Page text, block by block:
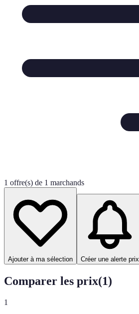
1 offre(s) de 1 marchands
Ajouter à ma sélection Créer une alerte prix
Comparer les prix(1)
1